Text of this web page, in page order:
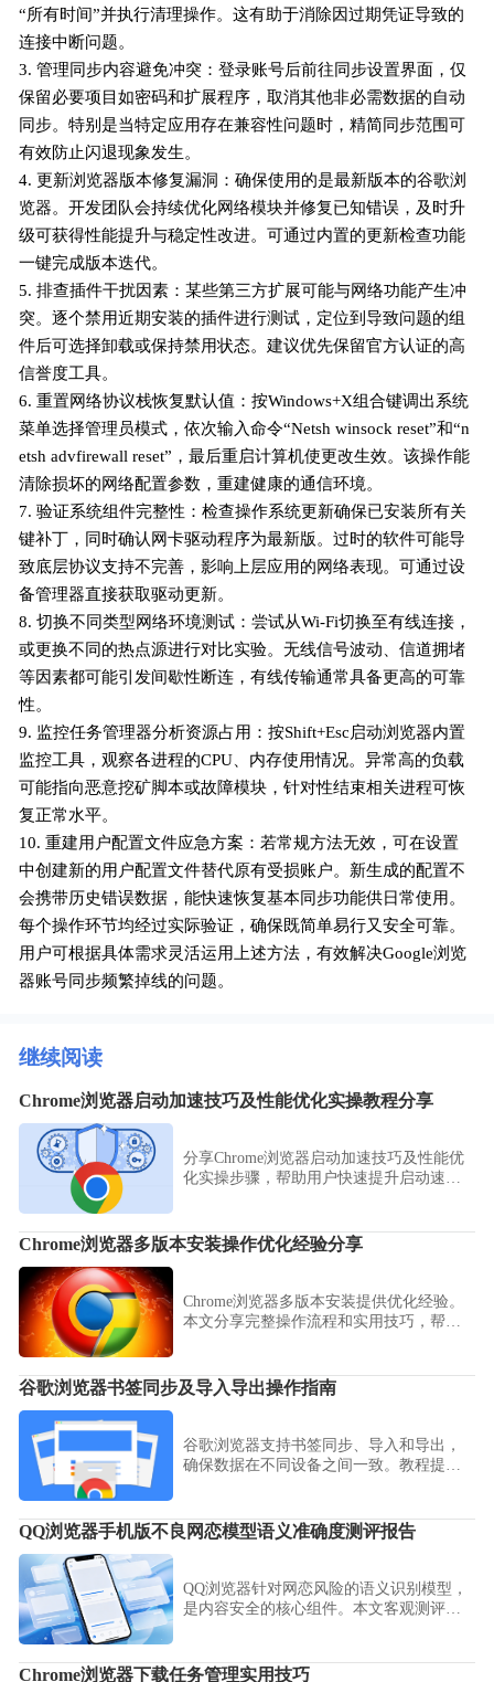
“所有时间”并执行清理操作。这有助于消除因过期凭证导致的
连接中断问题。
3. 管理同步内容避免冲突：登录账号后前往同步设置界面，仅
保留必要项目如密码和扩展程序，取消其他非必需数据的自动
同步。特别是当特定应用存在兼容性问题时，精简同步范围可
有效防止闪退现象发生。
4. 更新浏览器版本修复漏洞：确保使用的是最新版本的谷歌浏
览器。开发团队会持续优化网络模块并修复已知错误，及时升
级可获得性能提升与稳定性改进。可通过内置的更新检查功能
一键完成版本迭代。
5. 排查插件干扰因素：某些第三方扩展可能与网络功能产生冲
突。逐个禁用近期安装的插件进行测试，定位到导致问题的组
件后可选择卸载或保持禁用状态。建议优先保留官方认证的高
信誉度工具。
6. 重置网络协议栈恢复默认值：按Windows+X组合键调出系统
菜单选择管理员模式，依次输入命令“Netsh winsock reset”和“n
etsh advfirewall reset”，最后重启计算机使更改生效。该操作能
清除损坏的网络配置参数，重建健康的通信环境。
7. 验证系统组件完整性：检查操作系统更新确保已安装所有关
键补丁，同时确认网卡驱动程序为最新版。过时的软件可能导
致底层协议支持不完善，影响上层应用的网络表现。可通过设
备管理器直接获取驱动更新。
8. 切换不同类型网络环境测试：尝试从Wi-Fi切换至有线连接，
或更换不同的热点源进行对比实验。无线信号波动、信道拥堵
等因素都可能引发间歇性断连，有线传输通常具备更高的可靠
性。
9. 监控任务管理器分析资源占用：按Shift+Esc启动浏览器内置
监控工具，观察各进程的CPU、内存使用情况。异常高的负载
可能指向恶意挖矿脚本或故障模块，针对性结束相关进程可恢
复正常水平。
10. 重建用户配置文件应急方案：若常规方法无效，可在设置
中创建新的用户配置文件替代原有受损账户。新生成的配置不
会携带历史错误数据，能快速恢复基本同步功能供日常使用。
每个操作环节均经过实际验证，确保既简单易行又安全可靠。
用户可根据具体需求灵活运用上述方法，有效解决Google浏览
器账号同步频繁掉线的问题。
继续阅读
Chrome浏览器启动加速技巧及性能优化实操教程分享
分享Chrome浏览器启动加速技巧及性能优
化实操步骤，帮助用户快速提升启动速度
Chrome浏览器多版本安装操作优化经验分享
Chrome浏览器多版本安装提供优化经验。
本文分享完整操作流程和实用技巧，帮助
谷歌浏览器书签同步及导入导出操作指南
谷歌浏览器支持书签同步、导入和导出，
确保数据在不同设备之间一致。教程提供
QQ浏览器手机版不良网恋模型语义准确度测评报告
QQ浏览器针对网恋风险的语义识别模型，
是内容安全的核心组件。本文客观测评了
络内容监管参考指南。
Chrome浏览器下载任务管理实用技巧